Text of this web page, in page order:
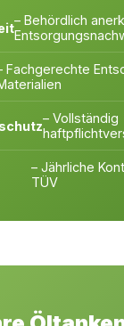
– Behördlich
Fachgerechte
– Vollständig
– Jährliche
TÜV